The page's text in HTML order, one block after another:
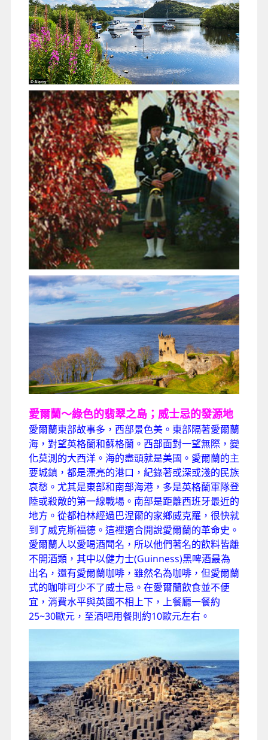
愛爾蘭～綠色的翡翠之島；威士忌的發源地
愛爾蘭東部故事多，西部景色美。東部隔著愛爾蘭
海，對望英格蘭和蘇格蘭。西部面對一望無際，變
化莫測的大西洋。海的盡頭就是美國。愛爾蘭的主
要城鎮，都是漂亮的港口，紀錄著或深或淺的民族
哀愁。尤其是東部和南部海港，多是英格蘭軍隊登
陸或殺敵的第一線戰場。南部是距離西班牙最近的
地方。從都柏林經過巴涅爾的家鄉威克羅，很快就
到了威克斯福德。這裡適合開說愛爾蘭的革命史。
愛爾蘭人以愛喝酒聞名，所以他們著名的飲料皆離
不開酒類，其中以健力士(Guinness)黑啤酒最為
出名，還有愛爾蘭咖啡，雖然名為咖啡，但愛爾蘭
式的咖啡可少不了威士忌。在愛爾蘭飲食並不便
宜，消費水平與英國不相上下，上餐廳一餐約
25~30歐元，至酒吧用餐則約10歐元左右。